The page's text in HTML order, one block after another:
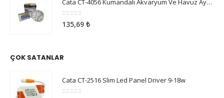
Cata CT-4056 Kumandalı Akvaryum Ve Havuz Aydınlatma
0 5 üzerinden
135,69 ₺
ÇOK SATANLAR
Cata CT-2516 Slim Led Panel Driver 9-18w